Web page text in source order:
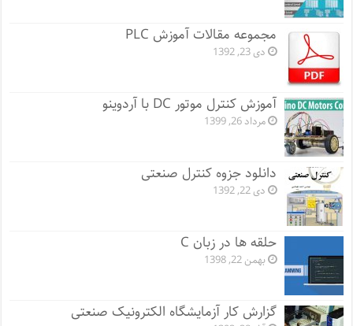
مجموعه مقالات آموزش PLC
دی 23, 1392
آموزش کنترل موتور DC با آردوینو
مرداد 26, 1399
دانلود جزوه کنترل صنعتی
دی 22, 1392
حلقه ها در زبان C
بهمن 22, 1398
گزارش کار آزمایشگاه الکترونیک صنعتی